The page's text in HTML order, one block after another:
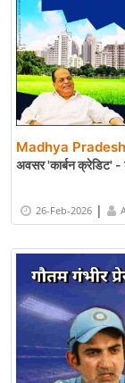
Madhya
26-Feb-2026 |